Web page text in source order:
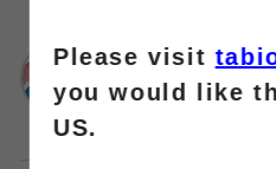
靴下屋
い
Please visit
you would like
US.